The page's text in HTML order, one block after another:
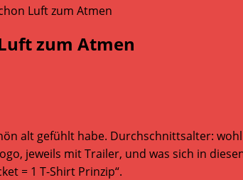
zum Atmen
alt gefühlt habe. Durchschnittsalter:
jeweils mit Trailer, und was sich in
= 1 T-Shirt Prinzip“.